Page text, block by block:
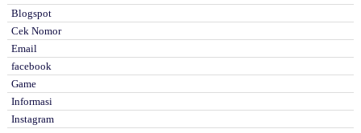
Blogspot
Cek Nomor
Email
facebook
Game
Informasi
Instagram